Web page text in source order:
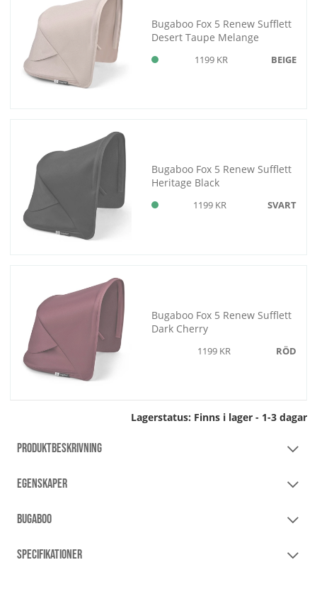
Bugaboo Fox 5 Renew Sufflett
Desert Taupe Melange
1199 KR BEIGE
Bugaboo Fox 5 Renew Sufflett
Heritage Black
1199 KR SVART
Bugaboo Fox 5 Renew Sufflett
Dark Cherry
1199 KR RÖD
Lagerstatus: Finns i lager - 1-3 dagar
PRODUKTBESKRIVNING
EGENSKAPER
BUGABOO
SPECIFIKATIONER